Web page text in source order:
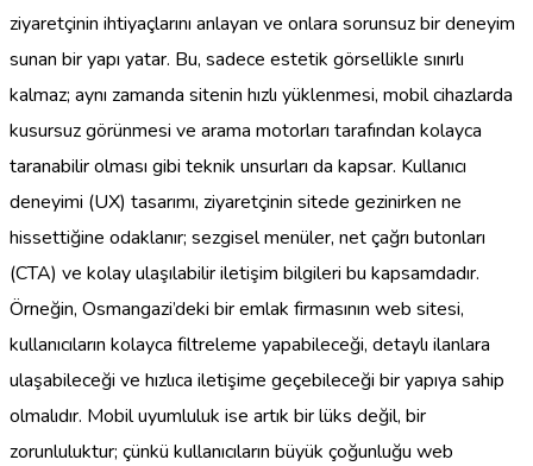
ziyaretçinin ihtiyaçlarını anlayan ve onlara sorunsuz bir deneyim
sunan bir yapı yatar. Bu, sadece estetik görsellikle sınırlı
kalmaz; aynı zamanda sitenin hızlı yüklenmesi, mobil cihazlarda
kusursuz görünmesi ve arama motorları tarafından kolayca
taranabilir olması gibi teknik unsurları da kapsar. Kullanıcı
deneyimi (UX) tasarımı, ziyaretçinin sitede gezinirken ne
hissettiğine odaklanır; sezgisel menüler, net çağrı butonları
(CTA) ve kolay ulaşılabilir iletişim bilgileri bu kapsamdadır.
Örneğin, Osmangazi’deki bir emlak firmasının web sitesi,
kullanıcıların kolayca filtreleme yapabileceği, detaylı ilanlara
ulaşabileceği ve hızlıca iletişime geçebileceği bir yapıya sahip
olmalıdır. Mobil uyumluluk ise artık bir lüks değil, bir
zorunluluktur; çünkü kullanıcıların büyük çoğunluğu web